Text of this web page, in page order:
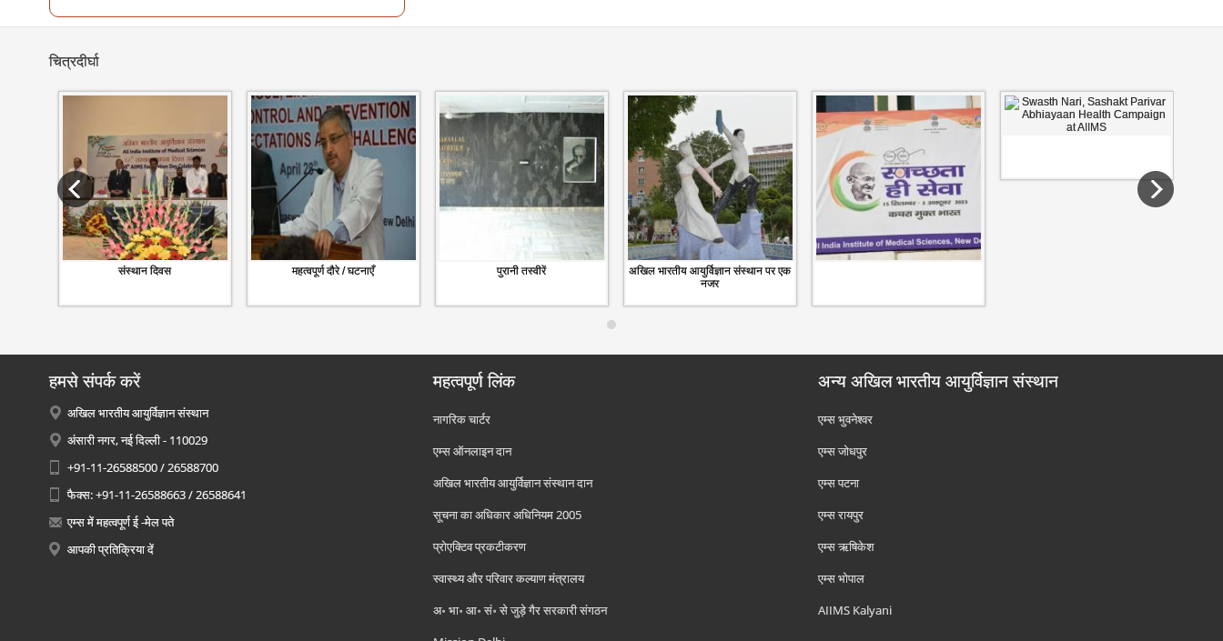
चित्रदीर्घा
संस्थान दिवस महत्वपूर्ण दौरे / घटनाएँ पुरानी तस्वीरें
अखिल भारतीय आयुर्विज्ञान संस्थान पर एक
नजर
हमसे संपर्क करें
अखिल भारतीय आयुर्विज्ञान संस्थान
अंसारी नगर, नई दिल्ली - 110029
+91-11-26588500 / 26588700
फैक्स: +91-11-26588663 / 26588641
एम्स में महत्वपूर्ण ई -मेल पते
आपकी प्रतिक्रिया दें
महत्वपूर्ण लिंक
नागरिक चार्टर
एम्स ऑनलाइन दान
अखिल भारतीय आयुर्विज्ञान संस्थान दान
सूचना का अधिकार अधिनियम 2005
प्रोएक्टिव प्रकटीकरण
स्वास्थ्य और परिवार कल्याण मंत्रालय
अ॰ भा॰ आ॰ सं॰ से जुड़े गैर सरकारी संगठन
अन्य अखिल भारतीय आयुर्विज्ञान संस्थान
एम्‍स भुवनेश्वर
एम्‍स जोधपुर
एम्‍स पटना
एम्‍स रायपुर
एम्‍स ऋषिकेश
एम्‍स भोपाल
AIIMS Kalyani